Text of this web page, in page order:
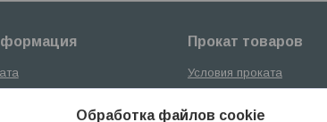
Прокат товаров
Условия проката
Вопросы ответы
Обработка файлов cookie